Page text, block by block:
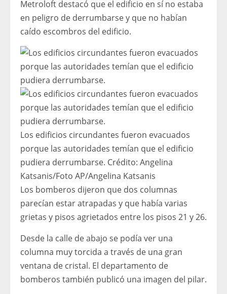
Metroloft destacó que el edificio en sí no estaba
en peligro de derrumbarse y que no habían
caído escombros del edificio.
Los edificios circundantes fueron evacuados
porque las autoridades temían que el edificio
pudiera derrumbarse. Crédito: Angelina
Katsanis/Foto AP/Angelina Katsanis
Los bomberos dijeron que dos columnas
parecían estar atrapadas y que había varias
grietas y pisos agrietados entre los pisos 21 y 26.
Desde la calle de abajo se podía ver una
columna muy torcida a través de una gran
ventana de cristal. El departamento de
bomberos también publicó una imagen del pilar.